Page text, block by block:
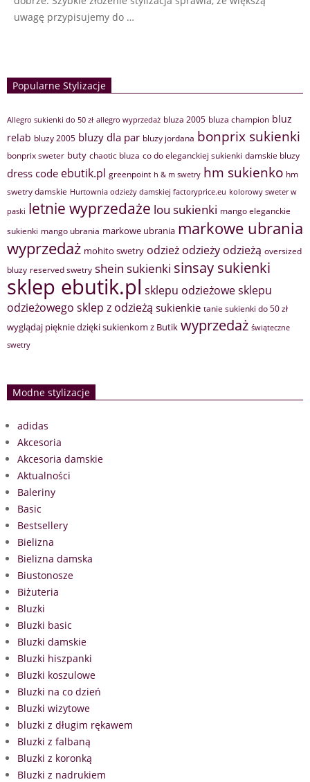
uwagę przypisujemy do …
Popularne Stylizacje
Allegro sukienki do 50 zł allegro wyprzedaż bluza 2005 bluza champion bluz
relab bluzy 2005 bluzy dla par bluzy jordana bonprix sukienki
bonprix sweter buty chaotic bluza co do eleganckiej sukienki damskie bluzy
dress code ebutik.pl greenpoint h & m swetry hm sukienko hm
swetry damskie Hurtownia odzieży damskiej factoryprice.eu kolorowy sweter w
paski letnie wyprzedaże lou sukienki mango eleganckie
sukienki mango ubrania markowe ubrania markowe ubrania
wyprzedaż mohito swetry odzież odzieży odzieżą oversized
bluzy reserved swetry shein sukienki sinsay sukienki
sklep ebutik.pl sklepu odzieżowesklepu
odzieżowego sklep z odzieżą sukienkie tanie sukienki do 50 zł
wyglądaj pięknie dzięki sukienkom z Butik wyprzedaż świąteczne
swetry
Modne stylizacje
adidas
Akcesoria
Akcesoria damskie
Aktualności
Baleriny
Basic
Bestsellery
Bielizna
Bielizna damska
Biustonosze
Biżuteria
Bluzki
Bluzki basic
Bluzki damskie
Bluzki hiszpanki
Bluzki koszulowe
Bluzki na co dzień
Bluzki wizytowe
bluzki z długim rękawem
Bluzki z falbaną
Bluzki z koronką
Bluzki z nadrukiem